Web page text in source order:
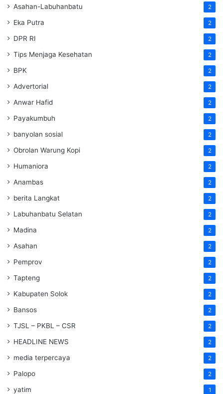
Asahan-Labuhanbatu 2
Eka Putra 2
DPR RI 2
Tips Menjaga Kesehatan 2
BPK 2
Advertorial 2
Anwar Hafid 2
Payakumbuh 2
banyolan sosial 2
Obrolan Warung Kopi 2
Humaniora 2
Anambas 2
berita Langkat 2
Labuhanbatu Selatan 2
Madina 2
Asahan 2
Pemprov 2
Tapteng 2
Kabupaten Solok 2
Bansos 2
TJSL – PKBL – CSR 2
HEADLINE NEWS 2
media terpercaya 2
Palopo 2
yatim 1